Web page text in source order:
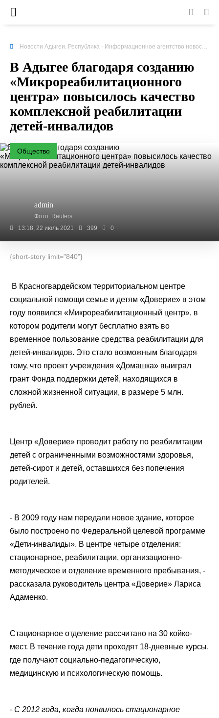
Новости Адыгеи. Республика - Информационное агентство новостей
В Адыгее благодаря созданию
«Микрореабилитационного
центра» повысилось качество
комплексной реабилитации
детей-инвалидов
Общество
admin
Фото: Reuters
13:18, 22 июль 2021
399 0
{short-story limit="840"}
В Красногвардейском территориальном центре
социальной помощи семье и детям «Доверие» в этом
году появился «Микрореабилитационный центр», в
котором родители могут бесплатно взять во
временное пользование средства реабилитации для
детей-инвалидов. Это стало возможным благодаря
тому, что проект учреждения «Домашка» выиграл
грант Фонда поддержки детей, находящихся в
сложной жизненной ситуации, в размере 5 млн.
рублей.
Центр «Доверие» проводит работу по реабилитации
детей с ограниченными возможностями здоровья,
детей-сирот и детей, оставшихся без попечения
родителей.
- В 2009 году нам передали новое здание, которое
было построено по Федеральной целевой программе
«Дети-инвалиды». В центре четыре отделения:
стационарное, реабилитации, организационно-
методическое и отделение временного пребывания, -
рассказала руководитель центра «Доверие» Лариса
Адаменко.
Стационарное отделение рассчитано на 30 койко-
мест. В течение года дети проходят 18-дневные курсы,
где получают социально-педагогическую,
медицинскую и психологическую помощь.
- С 2012 года, когда появилось стационарное